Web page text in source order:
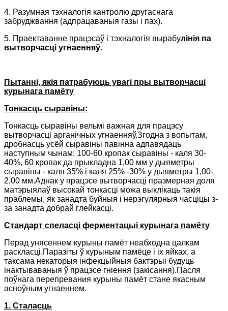
4. Разумная тэхналогія кантролю другаснага
забруджвання (адпрацаваныя газы і пах).
5. Праектаванне працэсаў і тэхналогія вырабулінія па
вытворчасці угнаенняў.
Пытанні, якія патрабуюць увагі пры вытворчасці
курынага памёту
Тонкасць сыравіны:
Тонкасць сыравіны вельмі важная для працэсу
вытворчасці арганічных угнаенняў.Згодна з вопытам,
дробнасць усёй сыравіны павінна адпавядаць
наступным чынам: 100-60 кропак сыравіны - каля 30-
40%, 60 кропак да прыкладна 1,00 мм у дыяметры
сыравіны - каля 35% і каля 25% -30% у дыяметры 1,00-
2,00 мм.Аднак у працэсе вытворчасці празмерная доля
матэрыялаў высокай тонкасці можа выклікаць такія
праблемы, як занадта буйныя і нерэгулярныя часціцы з-
за занадта добрай глейкасці.
Стандарт спеласці ферментацыі курынага памёту
Перад унясеннем курыны памёт неабходна цалкам
раскласці.Паразіты ў курыным памёце і іх яйках, а
таксама некаторыя інфекцыйныя бактэрыі будуць
інактываваныя ў працэсе гніення (закісання).Пасля
поўнага перепревания курыны памёт стане якасным
асноўным угнаеннем.
1. Сталасць